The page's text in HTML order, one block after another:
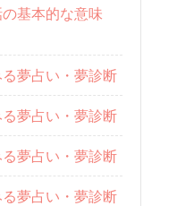
基本的な意味
夢占い・夢診断
夢占い・夢診断
夢占い・夢診断
夢占い・夢診断